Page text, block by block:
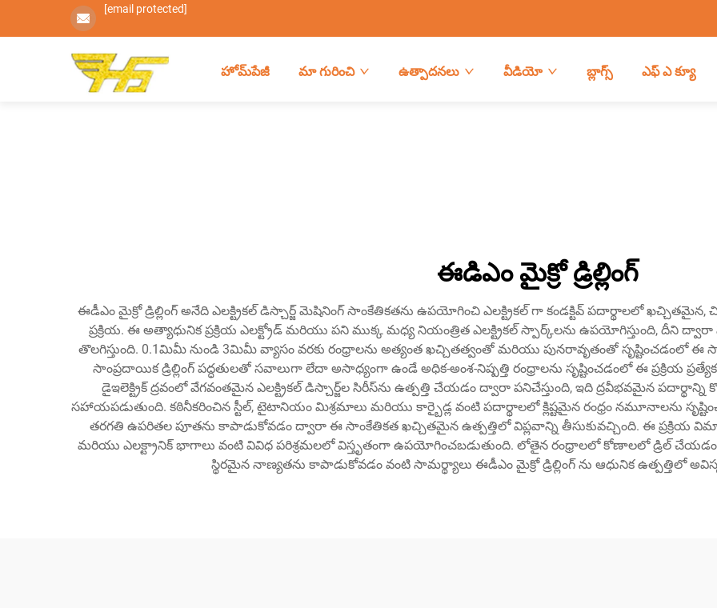
[email protected]
హోమ్‌పేజీ మా గురించి ఉత్పాదనలు వీడియో బ్లాగ్స్ ఎఫ్ ఎ క్యూ
ఈడిఎం మైక్రో డ్రిల్లింగ్
ఈడీఎం మైక్రో డ్రిల్లింగ్ అనేది ఎలక్ట్రికల్ డిస్చార్జ్ మెషినింగ్ సాంకేతికతను ఉపయోగించి ఎలక్ట్రికల్ గా కండక్టివ్ పదార్థాలలో ఖచ్చితమైన,
ప్రక్రియ. ఈ అత్యాధునిక ప్రక్రియ ఎలక్ట్రోడ్ మరియు పని ముక్క మధ్య నియంత్రిత ఎలక్ట్రికల్ స్పార్క్‌లను ఉపయోగిస్తుంది, దీని
తొలగిస్తుంది. 0.1మిమీ నుండి 3మిమీ వ్యాసం వరకు రంధ్రాలను అత్యంత ఖచ్చితత్వంతో మరియు పునరావృతంతో సృష్టించడంలో
సాంప్రదాయిక డ్రిల్లింగ్ పద్ధతులతో సవాలుగా లేదా అసాధ్యంగా ఉండే అధిక-అంశ-నిష్పత్తి రంధ్రాలను సృష్టించడంలో ఈ ప్రక్రియ ప్రత్యేక
డైఇలెక్ట్రిక్ ద్రవంలో వేగవంతమైన ఎలక్ట్రికల్ డిస్చార్జ్‌ల సిరీస్‌ను ఉత్పత్తి చేయడం ద్వారా పనిచేస్తుంది, ఇది ద్రవీభవమైన
సహాయపడుతుంది. కఠినీకరించిన స్టీల్, టైటానియం మిశ్రమాలు మరియు కార్బైడ్ల వంటి పదార్థాలలో క్లిష్టమైన రంధ్రం నమూనాలను
తరగతి ఉపరితల పూతను కాపాడుకోవడం ద్వారా ఈ సాంకేతికత ఖచ్చితమైన ఉత్పత్తిలో విప్లవాన్ని తీసుకువచ్చింది. ఈ ప్రక్రియ
మరియు ఎలక్ట్రానిక్ భాగాలు వంటి వివిధ పరిశ్రమలలో విస్తృతంగా ఉపయోగించబడుతుంది. లోతైన రంధ్రాలలో కోణాలలో డ్రిల్ చేయడం,
స్థిరమైన నాణ్యతను కాపాడుకోవడం వంటి సామర్థ్యాలు ఈడీఎం మైక్రో డ్రిల్లింగ్ ను ఆధునిక ఉత్పత్తిలో